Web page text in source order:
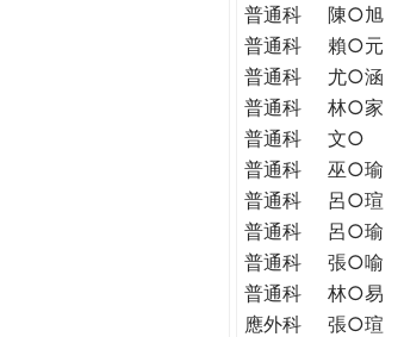
普通科
陳○旭
普通科
賴○元
普通科
尤○涵
普通科
林○家
普通科
文○
普通科
巫○瑜
普通科
呂○瑄
普通科
呂○瑜
普通科
張○喻
普通科
林○易
應外科
張○瑄